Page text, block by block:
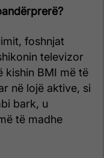
foshnjat
televizor
kishin BMI më të
në lojë aktive, si
bark, u
të madhe